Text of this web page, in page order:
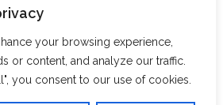
your browsing experience,
or content, and analyze our traffic.
you consent to our use of cookies.